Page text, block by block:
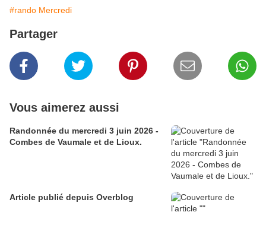
#rando Mercredi
Partager
Vous aimerez aussi
Randonnée du mercredi 3 juin 2026 -
Combes de Vaumale et de Lioux.
Article publié depuis Overblog